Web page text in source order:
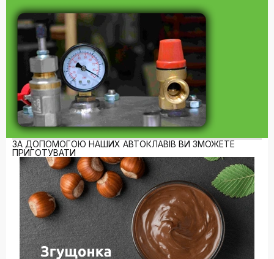
ЗА ДОПОМОГОЮ НАШИХ АВТОКЛАВІВ ВИ ЗМОЖЕТЕ
ПРИГОТУВАТИ